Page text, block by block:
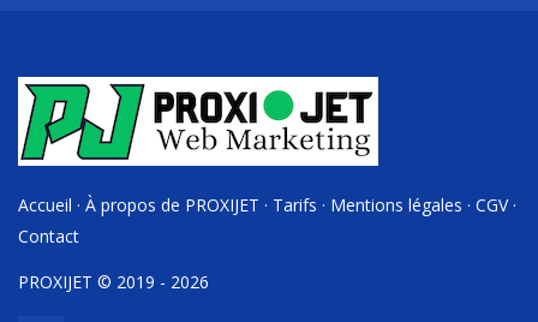
Accueil · À propos de PROXIJET · Tarifs · Mentions légales · CGV·
Contact
PROXIJET © 2019 - 2026